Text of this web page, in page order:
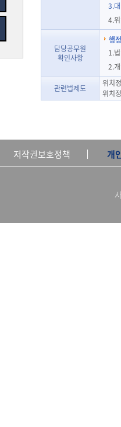
3.
4.
담당공무원
확인사항
행
1.
2.
관련법제도
위치
위치
저작권보호정책 개